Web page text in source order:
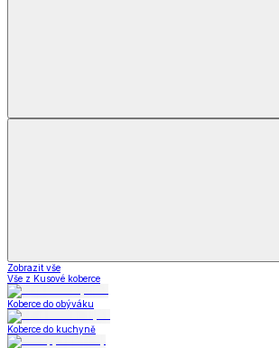
Zobrazit vše
Vše z Kusové koberce
Koberce do obýváku
Koberce do kuchyně